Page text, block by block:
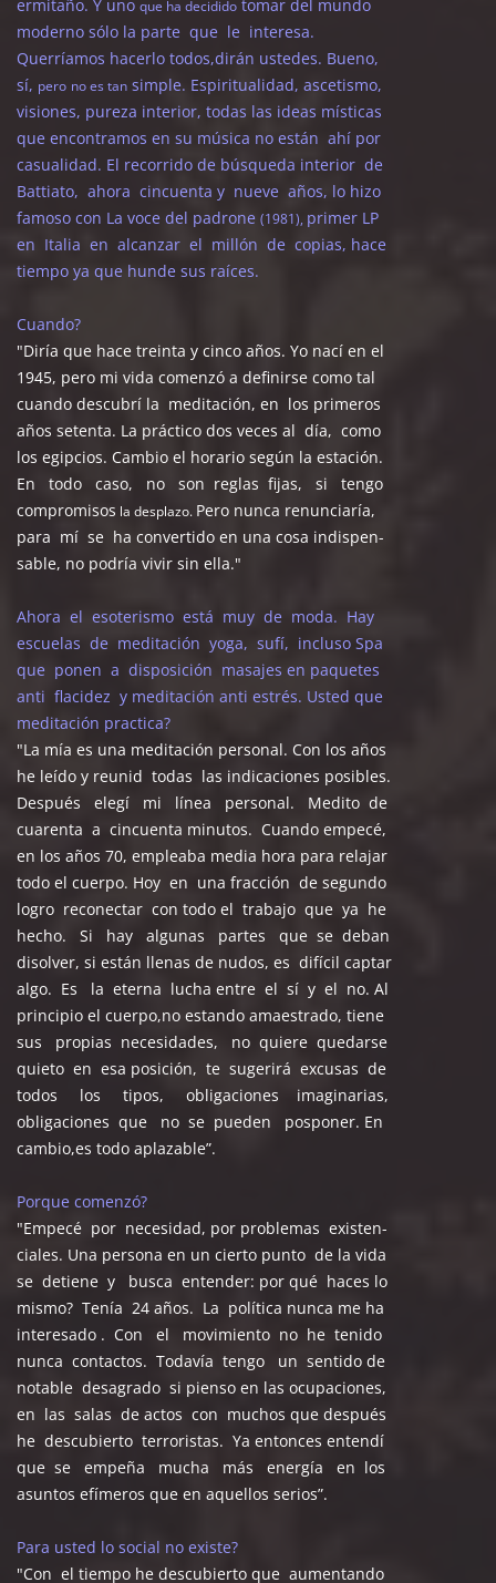
ermitaño. Y uno que ha decidido tomar del mundo
moderno sólo la parte que le interesa.
Querríamos hacerlo todos,dirán ustedes. Bueno,
sí, pero no es tan simple. Espiritualidad, ascetismo,
visiones, pureza interior, todas las ideas místicas
que encontramos en su música no están ahí por
casualidad. El recorrido de búsqueda interior de
Battiato, ahora cincuenta y nueve años, lo hizo
famoso con La voce del padrone (1981), primer LP
en Italia en alcanzar el millón de copias, hace
tiempo ya que hunde sus raíces.
Cuando?
"Diría que hace treinta y cinco años. Yo nací en el
1945, pero mi vida comenzó a definirse como tal
cuando descubrí la meditación, en los primeros
años setenta. La práctico dos veces al día, como
los egipcios. Cambio el horario según la estación.
En todo caso, no son reglas fijas, si tengo
compromisos la desplazo. Pero nunca renunciaría,
para mí se ha convertido en una cosa indispen-
sable, no podría vivir sin ella."
Ahora el esoterismo está muy de moda. Hay
escuelas de meditación yoga, sufí, incluso Spa
que ponen a disposición masajes en paquetes
anti flacidez y meditación anti estrés. Usted que
meditación practica?
"La mía es una meditación personal. Con los años
he leído y reunid todas las indicaciones posibles.
Después elegí mi línea personal. Medito de
cuarenta a cincuenta minutos. Cuando empecé,
en los años 70, empleaba media hora para relajar
todo el cuerpo. Hoy en una fracción de segundo
logro reconectar con todo el trabajo que ya he
hecho. Si hay algunas partes que se deban
disolver, si están llenas de nudos, es difícil captar
algo. Es la eterna lucha entre el sí y el no. Al
principio el cuerpo,no estando amaestrado, tiene
sus propias necesidades, no quiere quedarse
quieto en esa posición, te sugerirá excusas de
todos los tipos, obligaciones imaginarias,
obligaciones que no se pueden posponer. En
cambio,es todo aplazable”.
Porque comenzó?
"Empecé por necesidad, por problemas existen-
ciales. Una persona en un cierto punto de la vida
se detiene y busca entender: por qué haces lo
mismo? Tenía 24 años. La política nunca me ha
interesado . Con el movimiento no he tenido
nunca contactos. Todavía tengo un sentido de
notable desagrado si pienso en las ocupaciones,
en las salas de actos con muchos que después
he descubierto terroristas. Ya entonces entendí
que se empeña mucha más energía en los
asuntos efímeros que en aquellos serios”.
Para usted lo social no existe?
"Con el tiempo he descubierto que aumentando